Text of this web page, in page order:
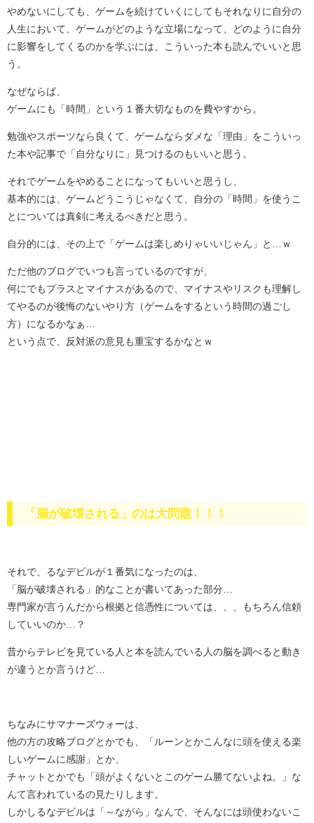
やめないにしても、ゲームを続けていくにしてもそれなりに自分の
人生において、ゲームがどのような立場になって、どのように自分
に影響をしてくるのかを学ぶには、こういった本も読んでいいと思
う。
なぜならば、
ゲームにも「時間」という１番大切なものを費やすから。
勉強やスポーツなら良くて、ゲームならダメな「理由」をこういっ
た本や記事で「自分なりに」見つけるのもいいと思う。
それでゲームをやめることになってもいいと思うし、
基本的には、ゲームどうこうじゃなくて、自分の「時間」を使うこ
とについては真剣に考えるべきだと思う。
自分的には、その上で「ゲームは楽しめりゃいいじゃん」と…ｗ
ただ他のブログでいつも言っているのですが、
何にでもプラスとマイナスがあるので、マイナスやリスクも理解し
てやるのが後悔のないやり方（ゲームをするという時間の過ごし
方）になるかなぁ…
という点で、反対派の意見も重宝するかなとｗ
「脳が破壊される」のは大問題！！！
それで、るなデビルが１番気になったのは、
「脳が破壊される」的なことが書いてあった部分…
専門家が言うんだから根拠と信憑性については、、、もちろん信頼
していいのか…？
昔からテレビを見ている人と本を読んでいる人の脳を調べると動き
が違うとか言うけど…
ちなみにサマナーズウォーは、
他の方の攻略ブログとかでも、「ルーンとかこんなに頭を使える楽
しいゲームに感謝」とか、
チャットとかでも「頭がよくないとこのゲーム勝てないよね。」な
んて言われているの見たりします。
しかしるなデビルは「～ながら」なんで、そんなには頭使わないこ